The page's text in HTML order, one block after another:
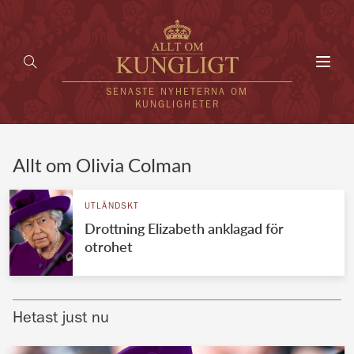
SENASTE NYHETERNA OM
KUNGLIGHETER
UTLÄNDSKT
VÄRLDENS KUNGAHUS
Brittiska kungahuset
Allt om Olivia Colman
UTLÄNDSKT
Drottning Elizabeth anklagad för
otrohet
Hetast just nu